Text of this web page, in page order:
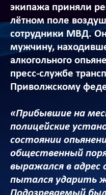
экипажа приняли
лётном поле
сотрудники МВД.
мужчину,
алкогольного
пресс-службе
Приволжскому
«Прибывшие на
полицейские
состоянии
общественный
выражался в
пытался ударить